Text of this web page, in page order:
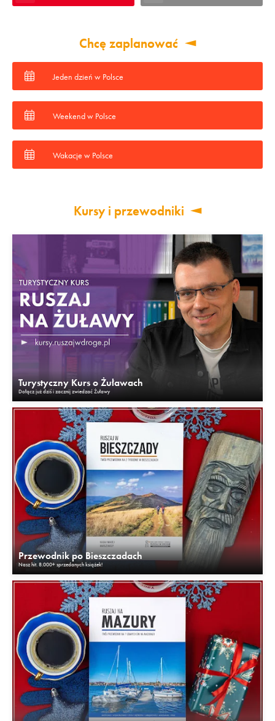
Chcę zaplanować
Jeden dzień w Polsce
Weekend w Polsce
Wakacje w Polsce
Kursy i przewodniki
Turystyczny Kurs o Żuławach
Dołącz już dziś i zacznij zwiedzać Żuławy
Przewodnik po Bieszczadach
Nasz hit. 8.000+ sprzedanych książek!